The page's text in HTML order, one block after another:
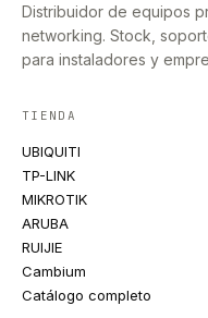
Distribuidor de equipos
networking. Stock,
para instaladores y
TIENDA
UBIQUITI
TP-LINK
MIKROTIK
ARUBA
RUIJIE
Cambium
Catálogo completo